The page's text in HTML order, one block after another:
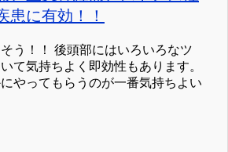
患に有効！！
う！！ 後頭部にはいろいろなツ
て気持ちよく即効性もあります。
やってもらうのが一番気持ちよい